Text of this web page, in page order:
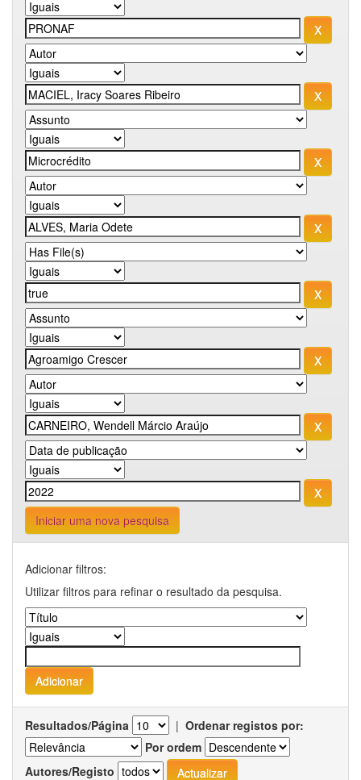
Iniciar uma nova pesquisa
Adicionar filtros:
Utilizar filtros para refinar o resultado da pesquisa.
Resultados/Página | Ordenar registos por:
Por ordem
Autores/Registo